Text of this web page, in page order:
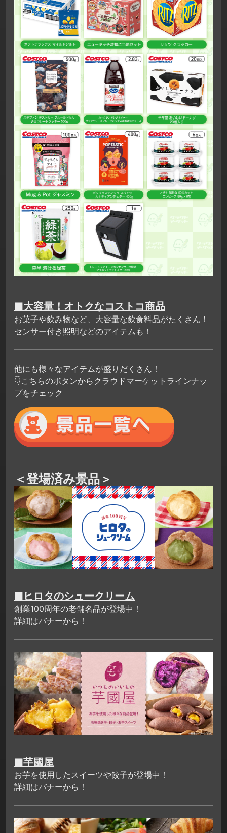
■大容量！オトクなコストコ商品
お菓子や飲み物など、大容量な飲食料品がたくさん！
センサー付き照明などのアイテムも！
他にも様々なアイテムが盛りだくさん！
👇こちらのボタンからクラウドマーケットラインナッ
プをチェック
＜登場済み景品＞
■ヒロタのシュークリーム
創業100周年の老舗名品が登場中！
詳細はバナーから！
■芋國屋
お芋を使用したスイーツや餃子が登場中！
詳細はバナーから！